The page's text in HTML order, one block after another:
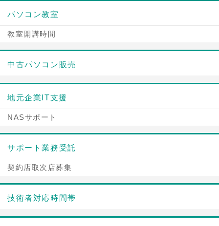
パソコン教室
教室開講時間
中古パソコン販売
地元企業IT支援
NASサポート
サポート業務受託
契約店取次店募集
技術者対応時間帯